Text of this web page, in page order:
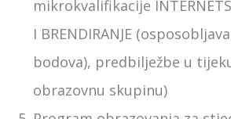
mikrokvalifikacije
I BRENDIRANJE
bodova), predbilježbe u
obrazovnu skupinu)